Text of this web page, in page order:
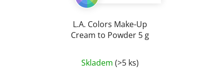
L.A. Colors Make-Up
Cream to Powder 5 g
hodnocení
Skladem (>5 ks)